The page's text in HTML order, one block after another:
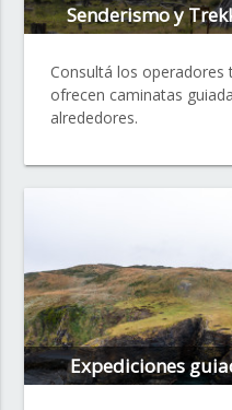
Senderismo y
Consultá los operadores
ofrecen caminatas
alrededores.
Expediciones